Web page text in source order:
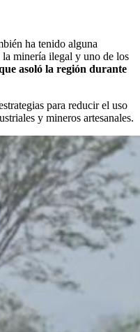
ha tenido alguna
minería ilegal y uno de los
asoló la región durante
para reducir el uso
y mineros artesanales.